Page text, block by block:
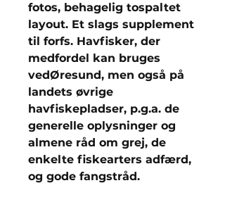
fotos, behagelig tospaltet
layout. Et slags supplement
til forfs. Havfisker, der
medfordel kan bruges
vedØresund, men også på
landets øvrige
havfiskepladser, p.g.a. de
generelle oplysninger og
almene råd om grej, de
enkelte fiskearters adfærd,
og gode fangstråd.